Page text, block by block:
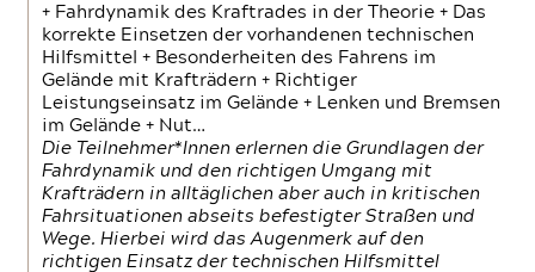
+ Fahrdynamik des Kraftrades in der Theorie + Das
korrekte Einsetzen der vorhandenen technischen
Hilfsmittel + Besonderheiten des Fahrens im
Gelände mit Krafträdern + Richtiger
Leistungseinsatz im Gelände + Lenken und Bremsen
im Gelände + Nut…
Die Teilnehmer*Innen erlernen die Grundlagen der
Fahrdynamik und den richtigen Umgang mit
Krafträdern in alltäglichen aber auch in kritischen
Fahrsituationen abseits befestigter Straßen und
Wege. Hierbei wird das Augenmerk auf den
richtigen Einsatz der technischen Hilfsmittel